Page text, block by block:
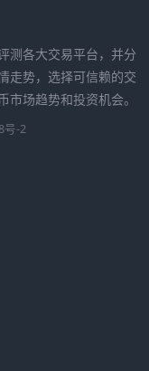
测各大交易平台，并分
走势，选择可信赖的交
场趋势和投资机会。
号-2